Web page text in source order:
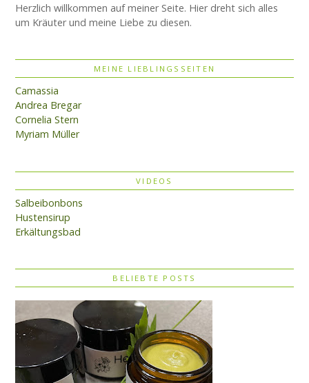
Herzlich willkommen auf meiner Seite. Hier dreht sich alles
um Kräuter und meine Liebe zu diesen.
MEINE LIEBLINGSSEITEN
Camassia
Andrea Bregar
Cornelia Stern
Myriam Müller
VIDEOS
Salbeibonbons
Hustensirup
Erkältungsbad
BELIEBTE POSTS